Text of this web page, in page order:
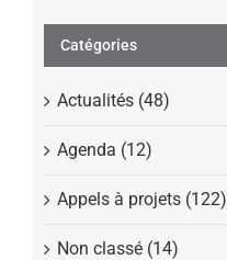
Catégories
Actualités (48)
Agenda (12)
Appels à projets (122)
Non classé (14)